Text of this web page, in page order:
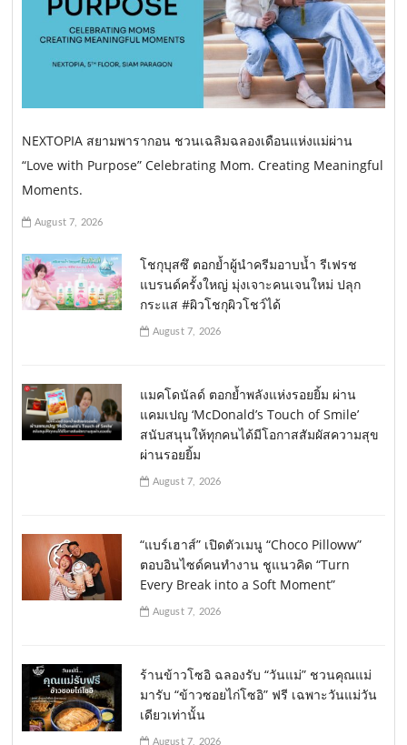
NEXTOPIA สยามพารากอน ชวนเฉลิมฉลองเดือนแห่งแม่ผ่าน
“Love with Purpose” Celebrating Mom. Creating Meaningful
Moments.
August 7, 2026
โชกุบุสซึ ตอกย้ำผู้นำครีมอาบน้ำ รีเฟรช
แบรนด์ครั้งใหญ่ มุ่งเจาะคนเจนใหม่ ปลุก
กระแส #ผิวโชกุผิวโชว์ได้
August 7, 2026
แมคโดนัลด์ ตอกย้ำพลังแห่งรอยยิ้ม ผ่าน
แคมเปญ ‘McDonald’s Touch of Smile’
สนับสนุนให้ทุกคนได้มีโอกาสสัมผัสความสุข
ผ่านรอยยิ้ม
August 7, 2026
“แบร์เฮาส์” เปิดตัวเมนู “Choco Pilloww”
ตอบอินไซด์คนทำงาน ชูแนวคิด “Turn
Every Break into a Soft Moment”
August 7, 2026
ร้านข้าวโซอิ ฉลองรับ “วันแม่” ชวนคุณแม่
มารับ “ข้าวซอยไก่โซอิ” ฟรี เฉพาะวันแม่วัน
เดียวเท่านั้น
August 7, 2026